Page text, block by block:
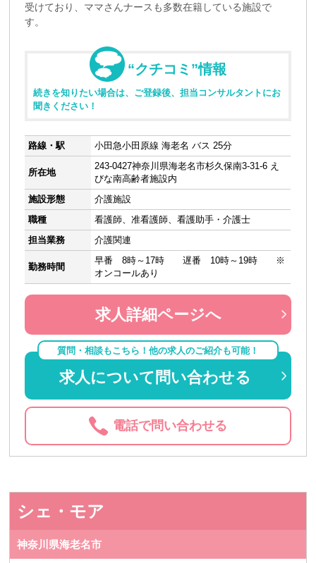
受けており、ママさんナースも多数在籍している施設で
す。
“クチコミ”情報
続きを知りたい場合は、ご登録後、担当コンサルタントにお
聞きください！
路線・駅 小田急小田原線 海老名 バス 25分
所在地
243‐0427神奈川県海老名市杉久保南3-31-6 え
びな南高齢者施設内
施設形態
介護施設
職種
看護師、准看護師、看護助手・介護士
担当業務
介護関連
勤務時間
早番 8時～17時 遅番 10時～19時 ※
オンコールあり
求人詳細ページへ
質問・相談もこちら！他の求人のご紹介も可能！
求人について問い合わせる
電話で問い合わせる
シェ・モア
神奈川県海老名市